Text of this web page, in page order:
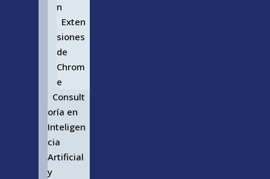
n
Exten
siones
de
Chrom
e
Consult
oría en
Inteligen
cia
Artificial
y